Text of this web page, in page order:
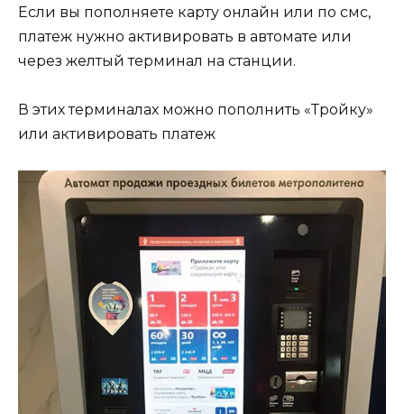
Если вы пополняете карту онлайн или по смс,
платеж нужно активировать в автомате или
через желтый терминал на станции.
В этих терминалах можно пополнить «Тройку»‎
или активировать платеж